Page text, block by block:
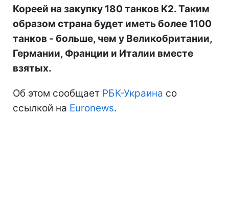
Кореей на закупку 180 танков K2. Таким
образом страна будет иметь более 1100
танков - больше, чем у Великобритании,
Германии, Франции и Италии вместе
взятых.
Об этом сообщает РБК-Украина со
ссылкой на Euronews.